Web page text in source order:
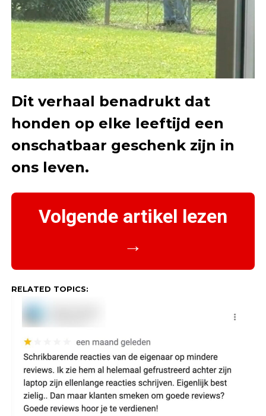
Dit verhaal benadrukt dat
honden op elke leeftijd een
onschatbaar geschenk zijn in
ons leven.
Volgende artikel lezen
→
RELATED TOPICS: